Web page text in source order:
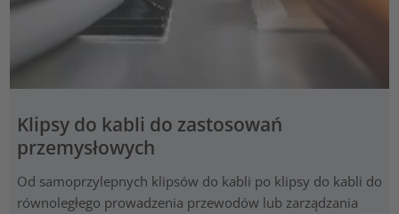
Klipsy do kabli do zastosowań
przemysłowych
Od samoprzylepnych klipsów do kabli po klipsy do kabli do
równoległego prowadzenia przewodów lub zarządzania